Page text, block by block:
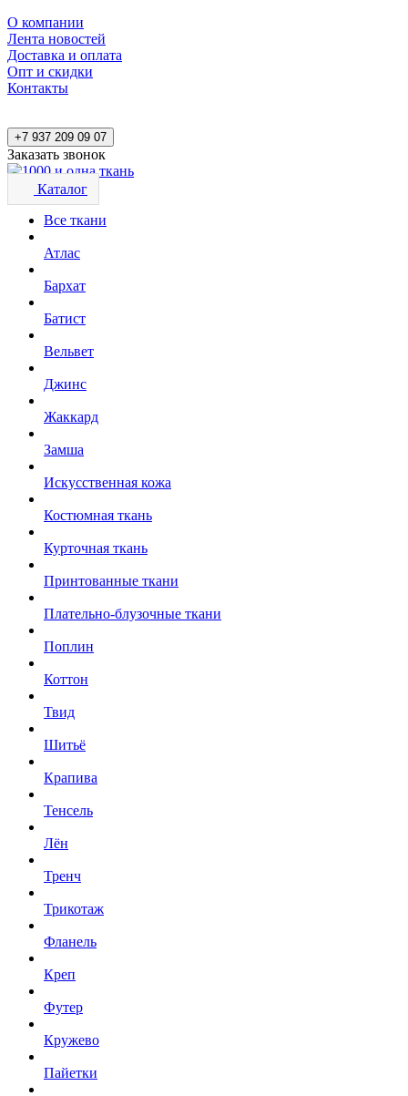
О компании
Лента новостей
Доставка и оплата
Опт и скидки
Контакты
+7 937 209 09 07
Заказать звонок
Каталог
Все ткани
Атлас
Бархат
Батист
Вельвет
Джинс
Жаккард
Замша
Искусственная кожа
Костюмная ткань
Курточная ткань
Принтованные ткани
Плательно-блузочные ткани
Поплин
Коттон
Твид
Шитьё
Крапива
Тенсель
Лён
Тренч
Трикотаж
Фланель
Креп
Футер
Кружево
Пайетки